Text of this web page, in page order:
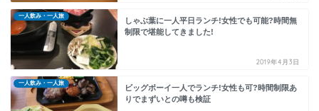
一人飲み・一人旅
しゃぶ葉に一人平日ランチ!女性でも可能?時間無
制限で堪能してきました!
2019年4月3日
一人飲み・一人旅
ビッグボーイ一人でランチ!女性も可?時間制限あ
りでまずいとの噂も検証